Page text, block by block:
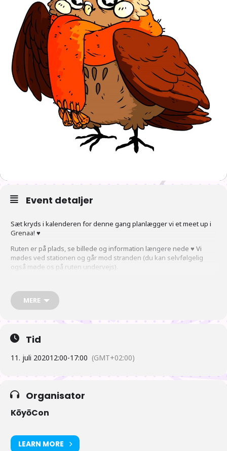
Event detaljer
Sæt kryds i kalenderen for denne gang planlægger vi et meet up i
Grenaa! ♥
Ruten er på plads, se billede og information længere nede ♥ Vi
mødes ved stationen og går mod stranden (du kan selvfølgelig
også møde os på ruten undervejs).
nærmer os eventet, når vi kender de gældende retningslinjer fra
myndighederne. Vi anbefaler dog at man selv medbringer
håndsprit og hvis vi bliver mere end 100 mennesker vil vi dele os
op i to eller flere grupper.
MERE
Tid
11. juli 202012:00-17:00 (GMT+02:00)
Organisator
KōyōCon
LEARN MORE